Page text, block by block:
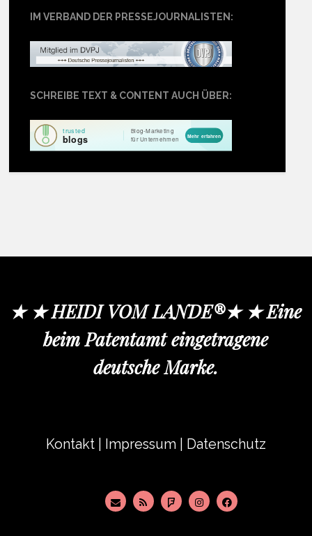
IM VERBAND DER PRESSEJOURNALISTEN:
SCHREIBE TEXT & CONTENT AUCH ÜBER:
★ ★ HEIDI VOM LANDE®★ ★ Eine
beim Patentamt eingetragene
deutsche Marke.
Kontakt Impressum Datenschutz